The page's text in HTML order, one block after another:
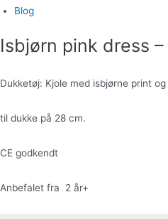
Blog
Isbjørn pink dress
Dukketøj: Kjole med isbjørne print
til dukke på 28 cm.
CE godkendt
Anbefalet fra 2 år+